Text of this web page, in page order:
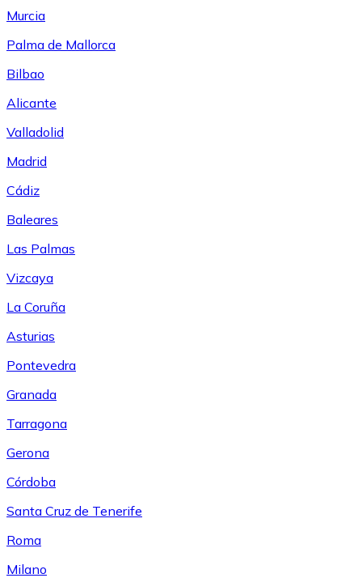
Murcia
Palma de Mallorca
Bilbao
Alicante
Valladolid
Madrid
Cádiz
Baleares
Las Palmas
Vizcaya
La Coruña
Asturias
Pontevedra
Granada
Tarragona
Gerona
Córdoba
Santa Cruz de Tenerife
Roma
Milano